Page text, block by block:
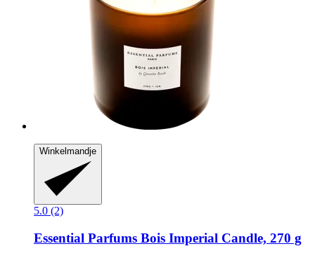
Winkelmandje
5.0 (2)
Essential Parfums Bois Imperial Candle, 270 g